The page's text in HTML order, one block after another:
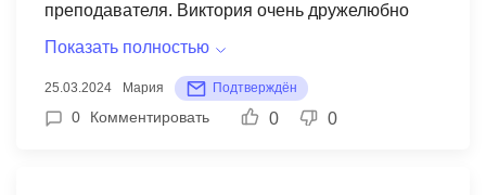
преподавателя. Виктория очень дружелюбно
помогала ему и направляла в нужном
отличным наставником для Артема и сможет
наладить с ним продуктивное обучение. Сыну
Показать полностью
25.03.2024 Мария Подтверждён
0 Комментировать 0 0